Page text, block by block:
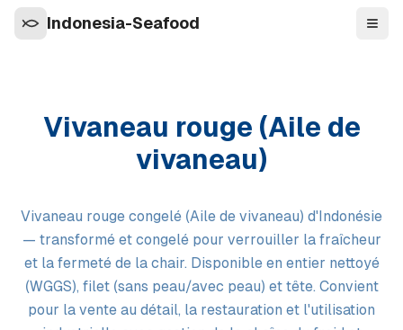
Indonesia-Seafood
Vivaneau rouge (Aile de
vivaneau)
Vivaneau rouge congelé (Aile de vivaneau) d'Indonésie
— transformé et congelé pour verrouiller la fraîcheur
et la fermeté de la chair. Disponible en entier nettoyé
(WGGS), filet (sans peau/avec peau) et tête. Convient
pour la vente au détail, la restauration et l'utilisation